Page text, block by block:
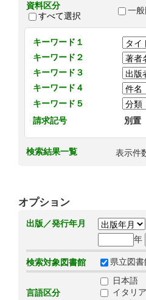
資料区分
すべて選択
一
キーワード１
キーワード２
キーワード３
キーワード４
キーワード５
請求記号
別置
検索結果一覧 表示件
オプション
出版／発行年月
年
検索対象図書館 県立図書
言語区分
日本語
イタリ